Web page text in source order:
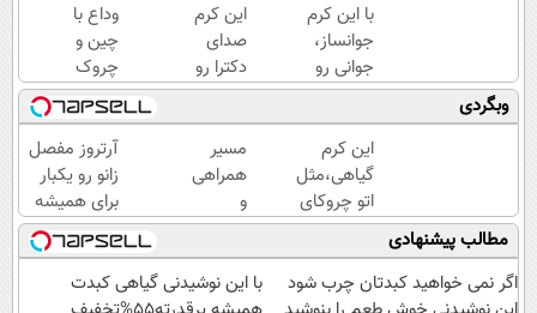
با این کرم
جوانساز،
جوانی رو
به خودت
برگردون(50%
تخفیف)
این کرم
صدای
دکترا رو
در اورده
😳
چون
دیگه
نیازی
نداری
بوتاکس
کنی!!!
وداع با
چین و
چروک
های
سطحی و
عمقی
پوست...
وبگردی
این کرم
گیاهی،مثل
اتو چروکای
پوستتوصاف
میکنه!50%تخفیف
مسیر
همراهی
و
گزارش
عملکرد
گروه
آرتروز مفصل
زانو رو یکبار
برای همیشه
درمان کن!
◗پرسش‌نامه◖
مطالب پیشنهادی
اگر نمی خواهید کبدتان چرب شود
با این نوشیدنی گیاهی کبدت